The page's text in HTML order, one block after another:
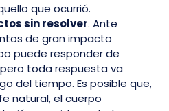
que ocurrió.
sin resolver. Ante
de gran impacto
puede responder de
toda respuesta va
del tiempo. Es posible que,
natural, el cuerpo